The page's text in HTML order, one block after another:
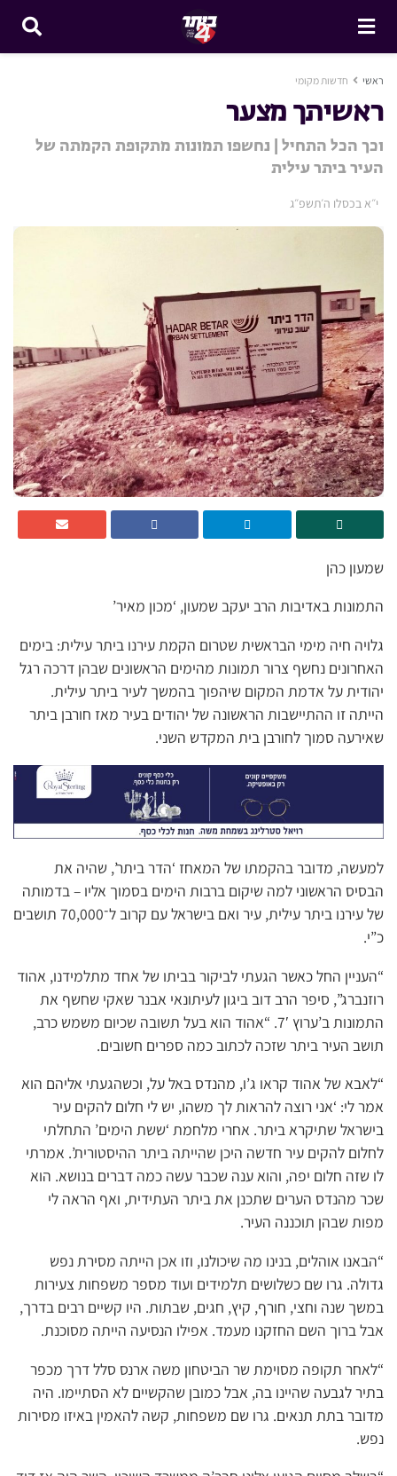
ראשי חדשות מקומי
ראשיתך מצער
וכך הכל התחיל | נחשפו תמונות מתקופת הקמתה של
העיר ביתר עילית
י״א בכסלו ה׳תשפ״ג
שמעון כהן
התמונות באדיבות הרב יעקב שמעון, ‘מכון מאיר’
גלויה חיה מימי הבראשית שטרום הקמת עירנו ביתר עילית: בימים
האחרונים נחשף צרור תמונות מהימים הראשונים שבהן דרכה רגל
יהודית על אדמת המקום שיהפוך בהמשך לעיר ביתר עילית.
הייתה זו ההתיישבות הראשונה של יהודים בעיר מאז חורבן ביתר
שאירעה סמוך לחורבן בית המקדש השני.
למעשה, מדובר בהקמתו של המאחז ‘הדר ביתר’, שהיה את
הבסיס הראשוני למה שיקום ברבות הימים בסמוך אליו – בדמותה
של עירנו ביתר עילית, עיר ואם בישראל עם קרוב ל־70,000 תושבים
כ”י.
“העניין החל כאשר הגעתי לביקור בביתו של אחד מתלמידנו, אהוד
רוזנברג”, סיפר הרב דוב ביגון לעיתונאי אבנר שאקי שחשף את
התמונות ב’ערוץ 7′. “אהוד הוא בעל תשובה שכיום משמש כרב,
תושב העיר ביתר שזכה לכתוב כמה ספרים חשובים.
“לאבא של אהוד קראו ג’ו, מהנדס באל על, וכשהגעתי אליהם הוא
אמר לי: ‘אני רוצה להראות לך משהו, יש לי חלום להקים עיר
בישראל שתיקרא ביתר. אחרי מלחמת ‘ששת הימים’ התחלתי
לחלום להקים עיר חדשה היכן שהייתה ביתר ההיסטורית’. אמרתי
לו שזה חלום יפה, והוא ענה שכבר עשה כמה דברים בנושא. הוא
שכר מהנדס הערים שתכנן את ביתר העתידית, ואף הראה לי
מפות שבהן תוכננה העיר.
“הבאנו אוהלים, בנינו מה שיכולנו, וזו אכן הייתה מסירת נפש
גדולה. גרו שם כשלושים תלמידים ועוד מספר משפחות צעירות
במשך שנה וחצי, חורף, קיץ, חגים, שבתות. היו קשיים רבים בדרך,
אבל ברוך השם החזקנו מעמד. אפילו הנסיעה הייתה מסוכנת.
“לאחר תקופה מסוימת שר הביטחון משה ארנס סלל דרך מכפר
בתיר לגבעה שהיינו בה, אבל כמובן שהקשיים לא הסתיימו. היה
מדובר בתת תנאים. גרו שם משפחות, קשה להאמין באיזו מסירות
נפש.